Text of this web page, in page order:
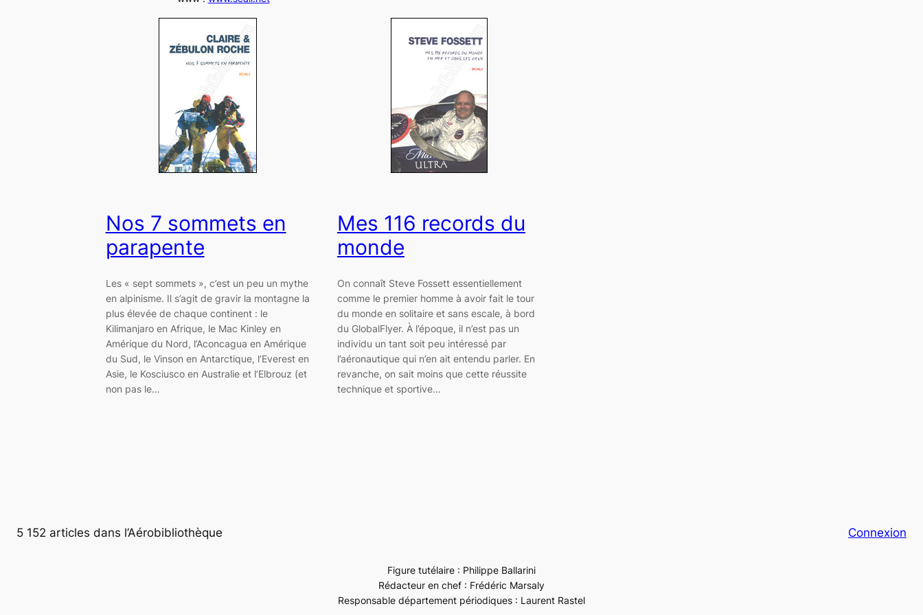
Nos 7 sommets en
parapente
Les « sept sommets », c’est un peu un mythe
en alpinisme. Il s’agit de gravir la montagne la
plus élevée de chaque continent : le
Kilimanjaro en Afrique, le Mac Kinley en
Amérique du Nord, l’Aconcagua en Amérique
du Sud, le Vinson en Antarctique, l’Everest en
Asie, le Kosciusco en Australie et l’Elbrouz (et
non pas le…
Mes 116 records du
monde
On connaît Steve Fossett essentiellement
comme le premier homme à avoir fait le tour
du monde en solitaire et sans escale, à bord
du GlobalFlyer. À l’époque, il n’est pas un
individu un tant soit peu intéressé par
l’aéronautique qui n’en ait entendu parler. En
revanche, on sait moins que cette réussite
technique et sportive…
5 152 articles dans l’Aérobibliothèque Connexion
Figure tutélaire : Philippe Ballarini
Rédacteur en chef : Frédéric Marsaly
Responsable département périodiques : Laurent Rastel